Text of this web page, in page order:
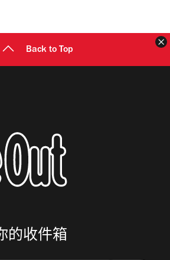
Back to Top
的收件箱